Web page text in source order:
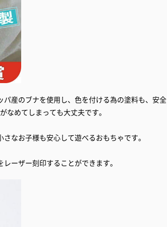
産のブナを使用し、色を付ける為の塗料も、安全
なめてしまっても大丈夫です。
なお子様も安心して遊べるおもちゃです。
ーザー刻印することができます。